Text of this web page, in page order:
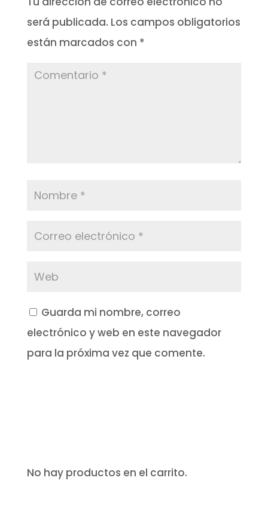
será publicada. Los campos obligatorios
están marcados con *
Guarda mi nombre, correo
electrónico y web en este navegador
para la próxima vez que comente.
No hay productos en el carrito.